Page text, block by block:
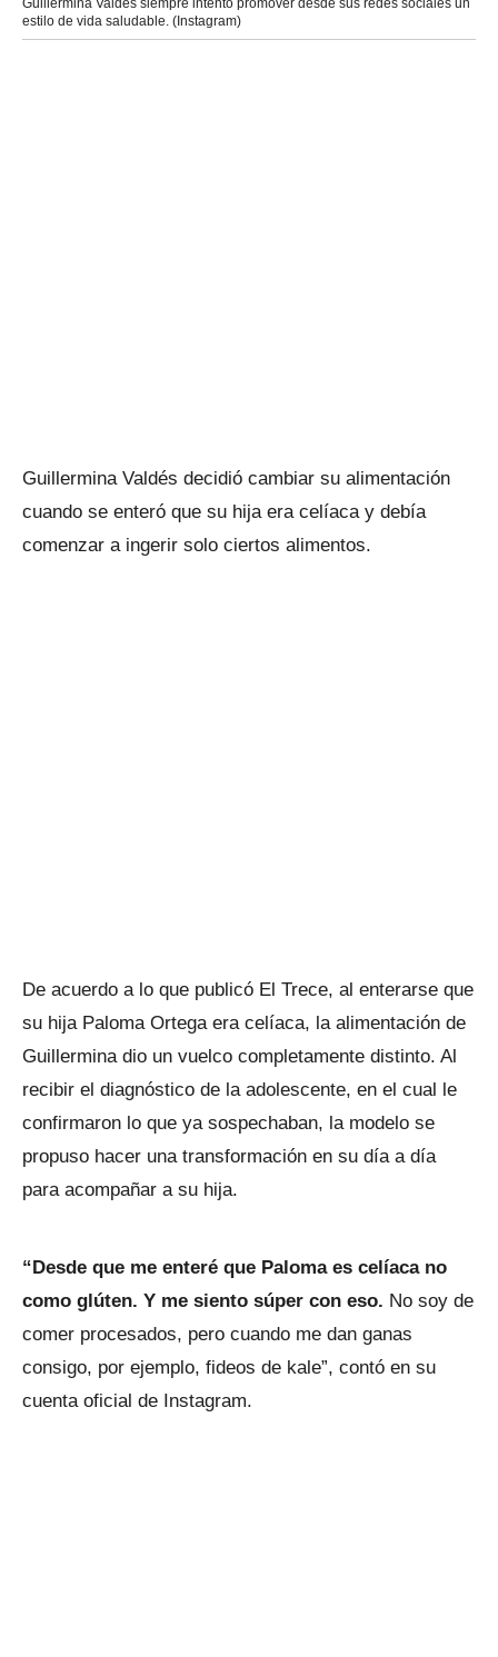
Guillermina Valdés siempre intentó promover desde sus redes sociales un
estilo de vida saludable. (Instagram)
Guillermina Valdés decidió cambiar su alimentación
cuando se enteró que su hija era celíaca y debía
comenzar a ingerir solo ciertos alimentos.
De acuerdo a lo que publicó El Trece, al enterarse que
su hija Paloma Ortega era celíaca, la alimentación de
Guillermina dio un vuelco completamente distinto. Al
recibir el diagnóstico de la adolescente, en el cual le
confirmaron lo que ya sospechaban, la modelo se
propuso hacer una transformación en su día a día
para acompañar a su hija.
“Desde que me enteré que Paloma es celíaca no
como glúten. Y me siento súper con eso. No soy de
comer procesados, pero cuando me dan ganas
consigo, por ejemplo, fideos de kale”, contó en su
cuenta oficial de Instagram.